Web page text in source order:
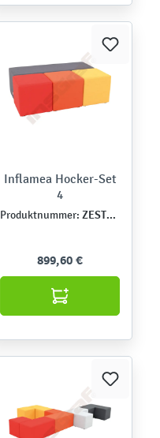
Inflamea Hocker-Set
4
Produktnummer: ZEST5359
899,60 €